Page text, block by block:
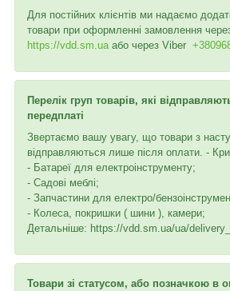
Для постійних клієнтів ми надаємо
товари при оформленні замовлення
https://vdd.sm.ua або через Viber
Перелік груп товарів, які
передплаті
Звертаємо вашу увагу, що товари з
відправляються лише після оплати. -
- Батареї для електроінструменту;
- Садові меблі;
- Запчастини для електро/
- Колеса, покришки ( шини ), камери;
Детальніше: https://vdd.sm.ua/ua/
Товари зі статусом, або позначкою в